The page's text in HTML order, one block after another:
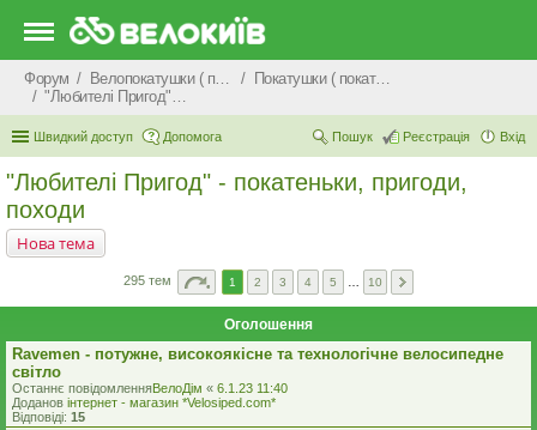
Форум Велопокатушки ( покатеньки), велопоходи, туризм.
Покатушки ( покатеньки)
"Любителі Пригод" - покатеньки, пригоди, походи
Швидкий доступ Допомога Вхід
Реєстрація
Пошук
"Любителі Пригод" - покатеньки, пригоди,
походи
Нова тема
295 тем 1 2 3 4 5 10
Оголошення
Ravemen - потужне, високоякісне та технологічне велосипедне
світло
Останнє повідомленняВелоДім « 6.1.23 11:40
Доданов iнтернет - магазин *Velosiped.com*
Відповіді: 15